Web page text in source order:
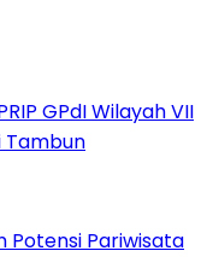
GPdI Wilayah VII
Tambun
Potensi Pariwisata